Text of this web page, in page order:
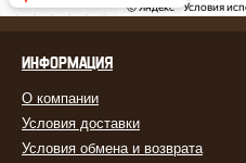
ИНФОРМАЦИЯ
О компании
Условия доставки
Условия обмена и возврата